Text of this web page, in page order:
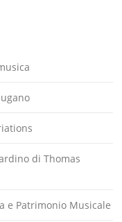
di Thomas
e Patrimonio Musicale